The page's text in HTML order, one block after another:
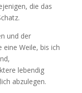
die das
und der
Weile, bis ich
lebendig
abzulegen.